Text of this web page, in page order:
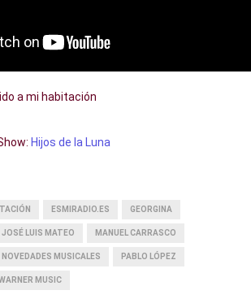
a mi habitación
Hijos de la Luna
ESMIRADIO.ES GEORGINA
JOSÉ LUIS MATEO MANUEL CARRASCO
NOVEDADES MUSICALES PABLO LÓPEZ
MUSIC